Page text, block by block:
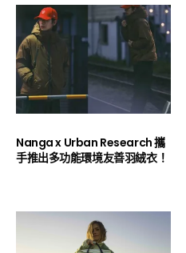
Nanga x Urban Research 攜
手推出多功能環境友善羽絨衣！